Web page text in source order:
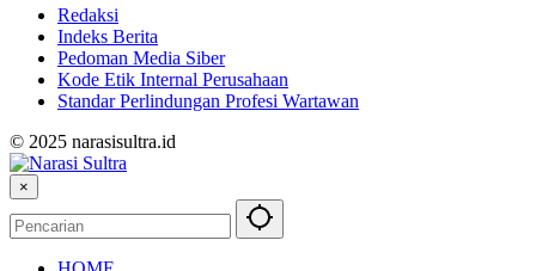
Redaksi
Indeks Berita
Pedoman Media Siber
Kode Etik Internal Perusahaan
Standar Perlindungan Profesi Wartawan
© 2025 narasisultra.id
×